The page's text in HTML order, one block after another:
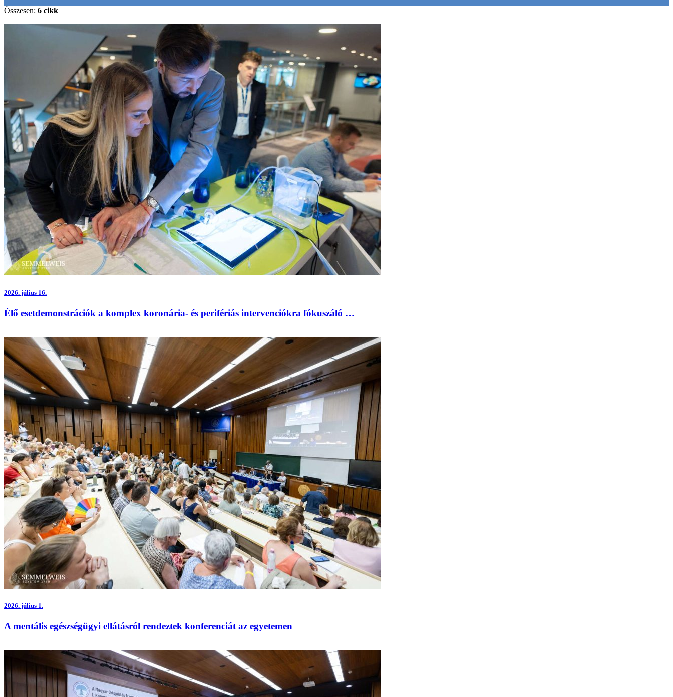
Összesen: 6 cikk
2026. július 16.
Élő esetdemonstrációk a komplex koronária- és perifériás intervenciókra fókuszáló …
2026. július 1.
A mentális egészségügyi ellátásról rendeztek konferenciát az egyetemen